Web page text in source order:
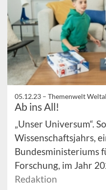
05.12.23 – Themenwelt
Ab ins All!
„Unser Universum“.
Wissenschaftsjahrs,
Bundesministeriums
Forschung, im Jahr
Redaktion